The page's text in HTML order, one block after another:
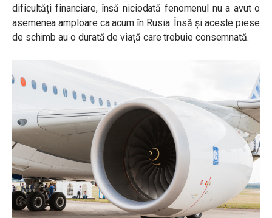
dificultăți financiare, însă niciodată fenomenul nu a avut o
asemenea amploare ca acum în Rusia. Însă și aceste piese
de schimb au o durată de viață care trebuie consemnată.